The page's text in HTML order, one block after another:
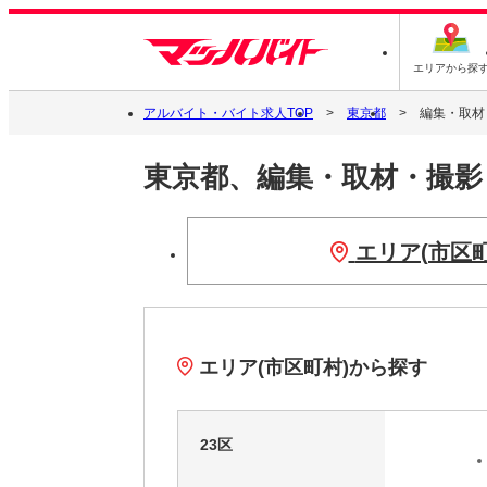
エリアから探
アルバイト・バイト求人TOP 東京都 編集・取
東京都、編集・取材・撮
エリア(市区
エリア(市区町村)から探す
23区